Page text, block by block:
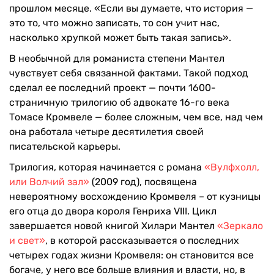
прошлом месяце. «Если вы думаете, что история —
это то, что можно записать, то сон учит нас,
насколько хрупкой может быть такая запись».
В необычной для романиста степени Мантел
чувствует себя связанной фактами. Такой подход
сделал ее последний проект — почти 1600-
страничную трилогию об адвокате 16-го века
Томасе Кромвеле — более сложным, чем все, над чем
она работала четыре десятилетия своей
писательской карьеры.
Трилогия, которая начинается с романа «Вулфхолл,
или Волчий зал» (2009 год), посвящена
невероятному восхождению Кромвеля – от кузницы
его отца до двора короля Генриха VIII. Цикл
завершается новой книгой Хилари Мантел «Зеркало
и свет», в которой рассказывается о последних
четырех годах жизни Кромвеля: он становится все
богаче, у него все больше влияния и власти, но, в